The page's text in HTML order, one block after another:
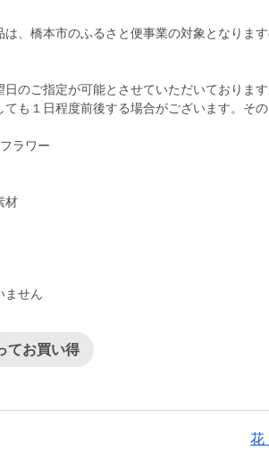
、橋本市のふるさと便事業の対象となりま
のご指定が可能とさせていただいておりま
ても１日程度前後する場合がございます。そ
ラワー
材
ません
てお買い得
花